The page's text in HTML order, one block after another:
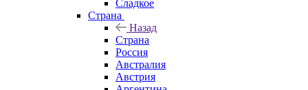
Сладкое
Страна
Назад
Страна
Россия
Австралия
Австрия